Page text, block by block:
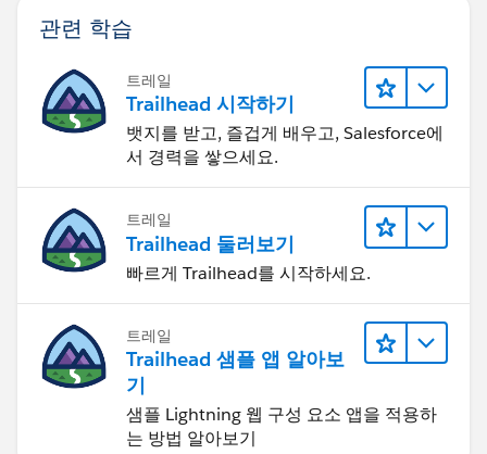
관련 학습
트레일
Trailhead 시작하기
뱃지를 받고, 즐겁게 배우고, Salesforce에
서 경력을 쌓으세요.
트레일
Trailhead 둘러보기
빠르게 Trailhead를 시작하세요.
트레일
Trailhead 샘플 앱 알아보
기
샘플 Lightning 웹 구성 요소 앱을 적용하
는 방법 알아보기